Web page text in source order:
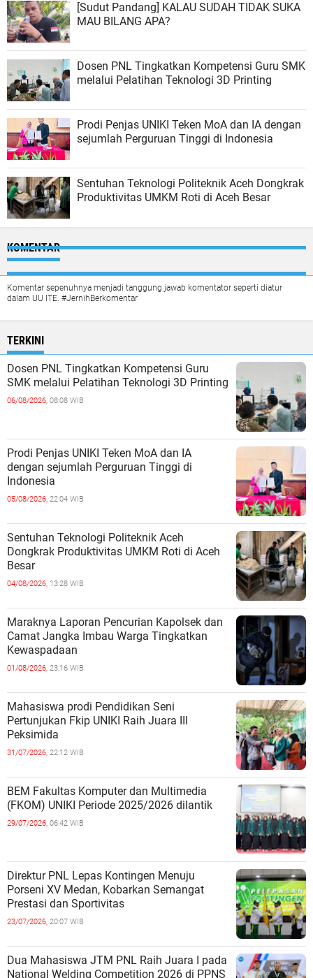
[Sudut Pandang] KALAU SUDAH TIDAK SUKA
MAU BILANG APA?
Dosen PNL Tingkatkan Kompetensi Guru SMK
melalui Pelatihan Teknologi 3D Printing
Prodi Penjas UNIKI Teken MoA dan IA dengan
sejumlah Perguruan Tinggi di Indonesia
Sentuhan Teknologi Politeknik Aceh Dongkrak
Produktivitas UMKM Roti di Aceh Besar
KOMENTAR
Komentar sepenuhnya menjadi tanggung jawab komentator seperti diatur
dalam UU ITE. #JernihBerkomentar
TERKINI
Dosen PNL Tingkatkan Kompetensi Guru
SMK melalui Pelatihan Teknologi 3D Printing
06/08/2026, 08:08 WIB
Prodi Penjas UNIKI Teken MoA dan IA
dengan sejumlah Perguruan Tinggi di
Indonesia
05/08/2026, 22:04 WIB
Sentuhan Teknologi Politeknik Aceh
Dongkrak Produktivitas UMKM Roti di Aceh
Besar
04/08/2026, 13:28 WIB
Maraknya Laporan Pencurian Kapolsek dan
Camat Jangka Imbau Warga Tingkatkan
Kewaspadaan
01/08/2026, 23:16 WIB
Mahasiswa prodi Pendidikan Seni
Pertunjukan Fkip UNIKI Raih Juara III
Peksimida
31/07/2026, 22:12 WIB
BEM Fakultas Komputer dan Multimedia
(FKOM) UNIKI Periode 2025/2026 dilantik
29/07/2026, 06:42 WIB
Direktur PNL Lepas Kontingen Menuju
Porseni XV Medan, Kobarkan Semangat
Prestasi dan Sportivitas
23/07/2026, 20:07 WIB
Dua Mahasiswa JTM PNL Raih Juara I pada
National Welding Competition 2026 di PPNS